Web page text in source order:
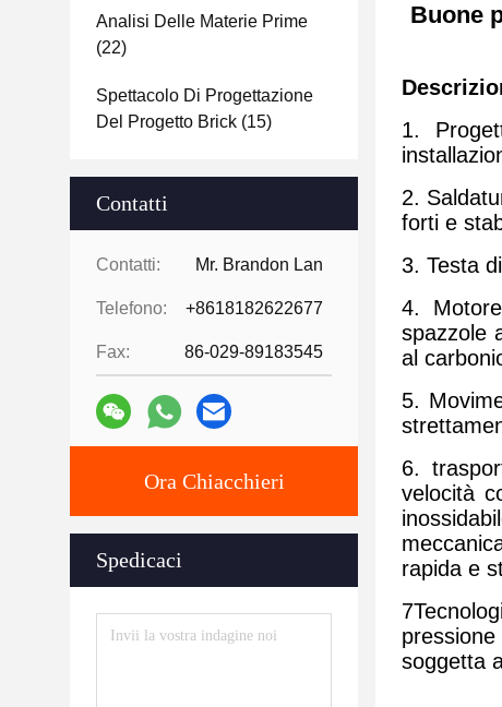
Analisi Delle Materie Prime
(22)
Spettacolo Di Progettazione
Del Progetto Brick (15)
Contatti
Contatti: Mr. Brandon Lan
Telefono: +8618182622677
Fax: 86-029-89183545
Ora Chiacchieri
Spedicaci
Buone
1.
2.
forti e
3. Testa
4.
spazzole
al
5.
6.
velocità
rapida e
soggetta